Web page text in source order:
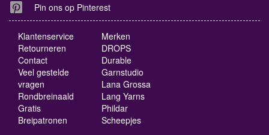
Pin ons op Pinterest
Klantenservice
Retourneren
Contact
Veel gestelde
vragen
Rondbreinaald
Gratis
Breipatronen
Merken
DROPS
Durable
Garnstudio
Lana Grossa
Lang Yarns
Phildar
Scheepjes